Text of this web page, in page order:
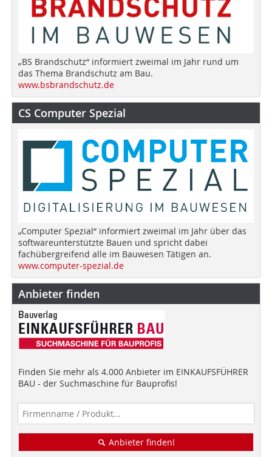
„BS Brandschutz“ informiert zweimal im Jahr rund um
das Thema Brandschutz am Bau.
www.bsbrandschutz.de
CS Computer Spezial
„Computer Spezial“ informiert zweimal im Jahr über das
softwareunterstützte Bauen und spricht dabei
fachübergreifend alle im Bauwesen Tätigen an.
www.computer-spezial.de
Anbieter finden
Finden Sie mehr als 4.000 Anbieter im EINKAUFSFÜHRER
BAU - der Suchmaschine für Bauprofis!
Anbieter finden!